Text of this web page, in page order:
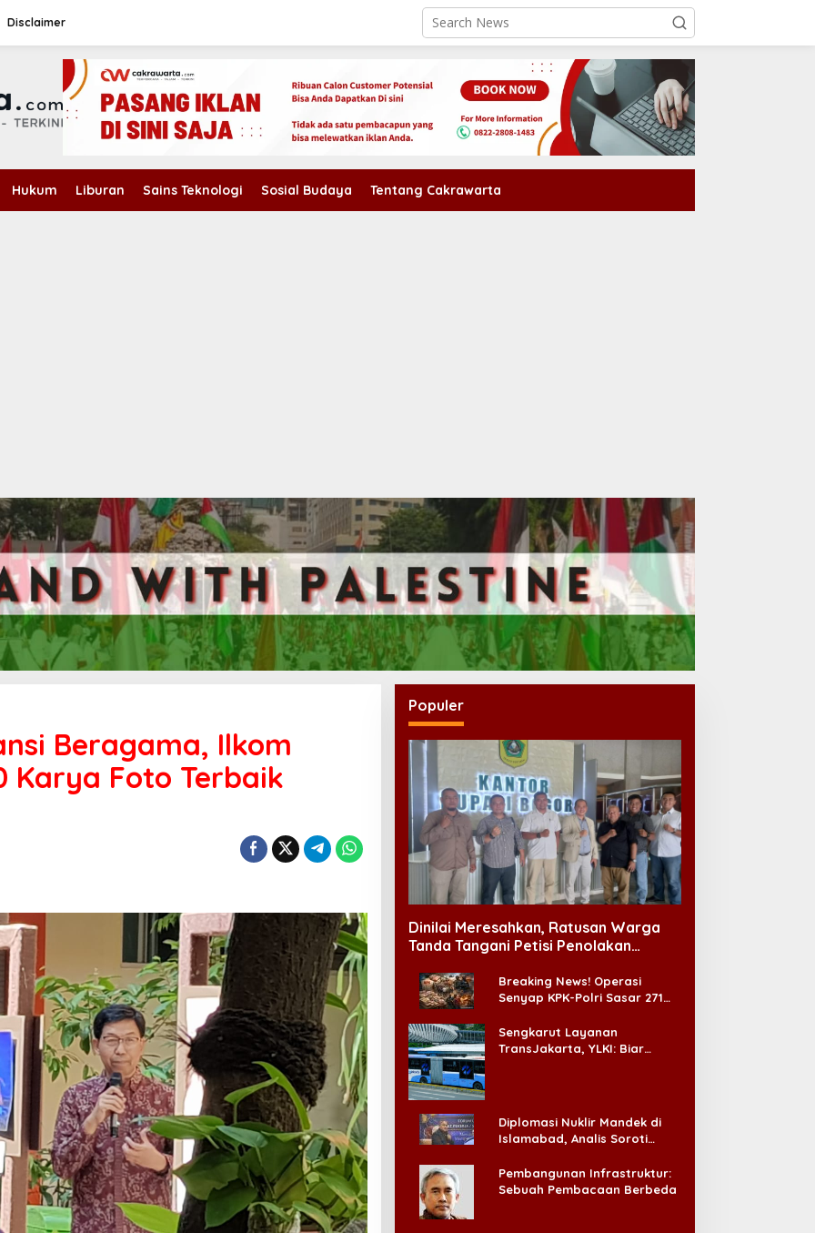
Disclaimer
Hukum Liburan Sains Teknologi Sosial Budaya Tentang Cakrawarta
Beragama, Ilkom
Karya Foto Terbaik
Populer
Dinilai Meresahkan, Ratusan Warga
Tanda Tangani Petisi Penolakan
Breaking News! Operasi
Senyap KPK-Polri Sasar 271
Ada ‘Badai Pemeriksaan’
Sengkarut Layanan
TransJakarta, YLKI: Biar
Diplomasi Nuklir Mandek di
Islamabad, Analis Soroti
Pembangunan Infrastruktur:
Sebuah Pembacaan Berbeda